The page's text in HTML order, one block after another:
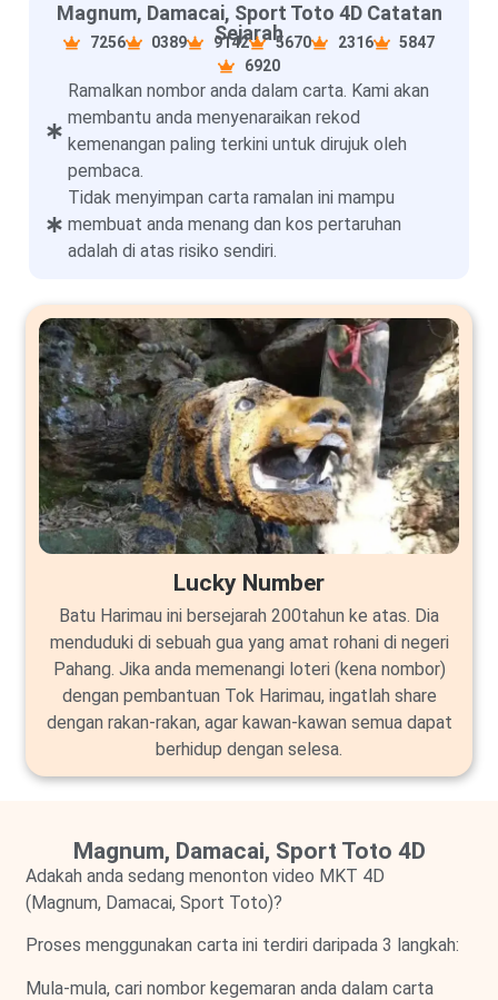
Magnum, Damacai, Sport Toto 4D Catatan
Sejarah
7256 0389 9142 5670 2316
5847
6920
Ramalkan nombor anda dalam carta. Kami akan
membantu anda menyenaraikan rekod
kemenangan paling terkini untuk dirujuk oleh
pembaca.
Tidak menyimpan carta ramalan ini mampu
membuat anda menang dan kos pertaruhan
adalah di atas risiko sendiri.
Lucky Number
Batu Harimau ini bersejarah 200tahun ke atas. Dia
menduduki di sebuah gua yang amat rohani di negeri
Pahang. Jika anda memenangi loteri (kena nombor)
dengan pembantuan Tok Harimau, ingatlah share
dengan rakan-rakan, agar kawan-kawan semua dapat
berhidup dengan selesa.
Magnum, Damacai, Sport Toto 4D
Adakah anda sedang menonton video MKT 4D
(Magnum, Damacai, Sport Toto)?
Proses menggunakan carta ini terdiri daripada 3 langkah:
Mula-mula, cari nombor kegemaran anda dalam carta